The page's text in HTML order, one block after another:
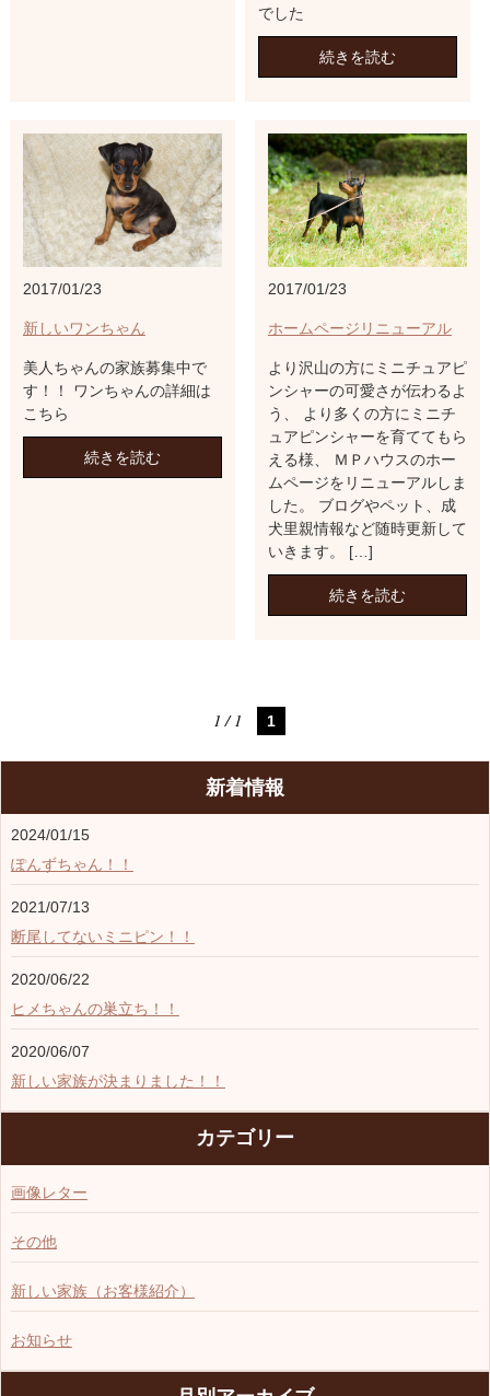
でした
続きを読む
2017/01/23
新しいワンちゃん
美人ちゃんの家族募集中で
す！！ ワンちゃんの詳細は
こちら
続きを読む
2017/01/23
ホームページリニューアル
より沢山の方にミニチュアピ
ンシャーの可愛さが伝わるよ
う、 より多くの方にミニチ
ュアピンシャーを育ててもら
える様、 ＭＰハウスのホー
ムページをリニューアルしま
した。 ブログやペット、成
犬里親情報など随時更新して
いきます。 […]
続きを読む
1 / 1 1
新着情報
2024/01/15
ぽんずちゃん！！
2021/07/13
断尾してないミニピン！！
2020/06/22
ヒメちゃんの巣立ち！！
2020/06/07
新しい家族が決まりました！！
カテゴリー
画像レター
その他
新しい家族（お客様紹介）
お知らせ